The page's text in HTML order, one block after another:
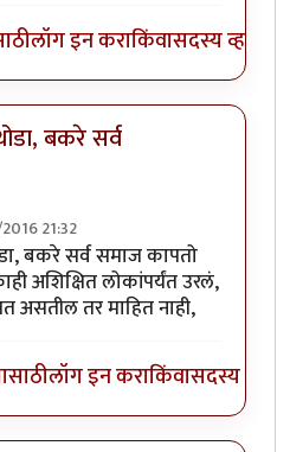
लॉग इन कराकिंवासदस्य व्हा
बकरे सर्व
21:32
मधे बकरी कोंबड कापतात
बकरे सर्व समाज कापतो
अशिक्षित लोकांपर्यंत उरलं,
असतील तर माहित नाही,
लॉग इन कराकिंवासदस्य व्हा